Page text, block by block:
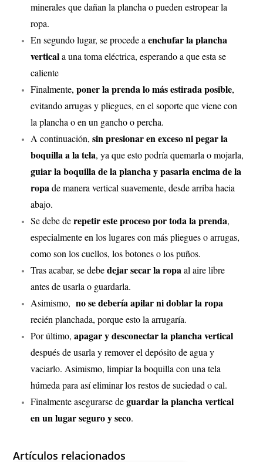
minerales que dañan la plancha o pueden estropear la
ropa.
En segundo lugar, se procede aenchufar la plancha
verticala una toma eléctrica, esperando a que esta se
caliente
Finalmente,poner la prenda lo más estirada posible,
evitando arrugas y pliegues, en el soporte que viene con
la plancha o en un gancho o percha.
A continuación,sin presionar en exceso ni pegar la
boquilla a la tela, ya que esto podría quemarla o mojarla,
guiar la boquilla de la plancha y pasarla encima de la
ropade manera vertical suavemente, desde arriba hacia
abajo.
Se debe derepetir este proceso por toda la prenda,
especialmente en los lugares con más pliegues o arrugas,
como son los cuellos, los botones o los puños.
Tras acabar, se debedejar secar la ropaal aire libre
antes de usarla o guardarla.
Asimismo,no se debería apilar ni doblar la ropa
recién planchada, porque esto la arrugaría.
Por último,apagar y desconectar la plancha vertical
después de usarla y remover el depósito de agua y
vaciarlo. Asimismo, limpiar la boquilla con una tela
húmeda para así eliminar los restos de suciedad o cal.
Finalmente asegurarse deguardar la plancha vertical
en un lugar seguro y seco.
Artículos relacionados